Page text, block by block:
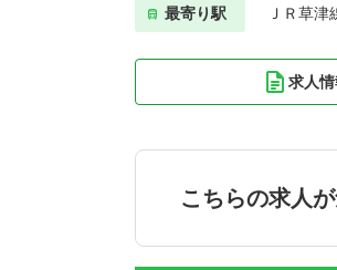
最寄り駅 ＪＲ草
求人情
こちらの求人